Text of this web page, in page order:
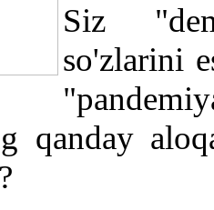
Siz
so'zlarini
qanday